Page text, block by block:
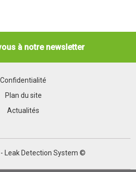
à notre newsletter
Confidentialité
Plan du site
Actualités
Leak Detection System ©